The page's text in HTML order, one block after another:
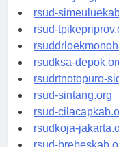
rsud-
rsud-
rsud-
rsudksa-
rsudrtnotopuro-
rsud-sintang.org
rsud-
rsudkoja-